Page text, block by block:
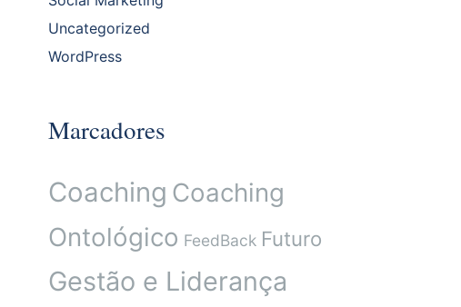
Uncategorized
WordPress
Marcadores
Coaching Coaching
Ontológico FeedBack Futuro
Gestão e Liderança